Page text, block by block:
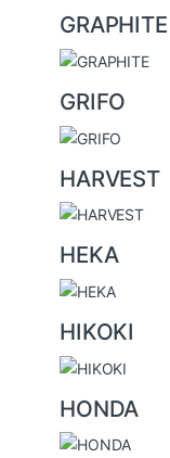
GRAPHITE
GRIFO
HARVEST
HEKA
HIKOKI
HONDA